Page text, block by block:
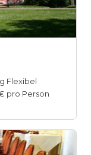
Flexibel
pro Person